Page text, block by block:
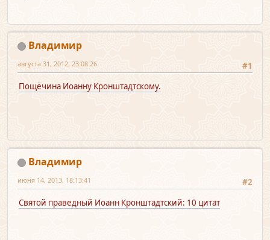
Владимир
#1
августа 31, 2012, 23:08:26
Пощёчина Иоанну Кронштадтскому.
Владимир
#2
июня 14, 2013, 18:13:41
Святой праведный Иоанн Кронштадтский: 10 цитат